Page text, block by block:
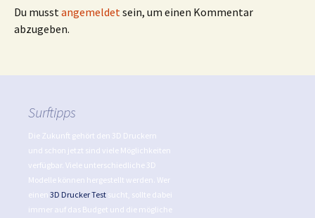
Du musstangemeldetsein, um einen Kommentar
abzugeben.
Surftipps
Die Zukunft gehört den 3D Druckern
und schon jetzt sind viele Möglichkeiten
verfügbar. Viele unterschiedliche 3D
Modelle können hergestellt werden. Wer
einen 3D Drucker Test sucht, sollte dabei
immer auf das Budget und die mögliche